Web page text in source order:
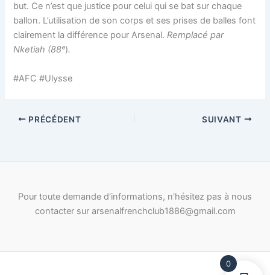
but. Ce n’est que justice pour celui qui se bat sur chaque
ballon. L’utilisation de son corps et ses prises de balles font
clairement la différence pour Arsenal.Remplacé par
Nketiah (88ᵉ).
#AFC #Ulysse
PRÉCÉDENT SUIVANT
Pour toute demande d'informations, n'hésitez pas à nous
contacter sur arsenalfrenchclub1886@gmail.com
0